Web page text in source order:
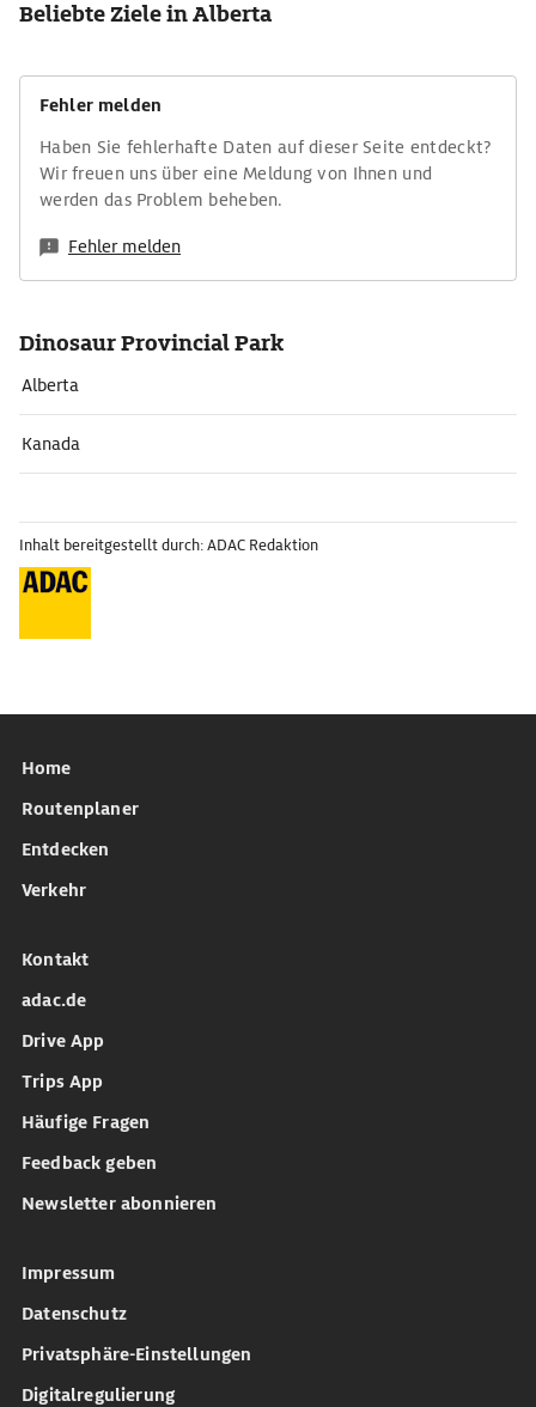
Beliebte Ziele in Alberta
Fehler melden
Haben Sie fehlerhafte Daten auf dieser Seite entdeckt?
Wir freuen uns über eine Meldung von Ihnen und
werden das Problem beheben.
Fehler melden
Dinosaur Provincial Park
Alberta
Kanada
Inhalt bereitgestellt durch: ADAC Redaktion
Home
Routenplaner
Entdecken
Verkehr
Kontakt
adac.de
Drive App
Trips App
Häufige Fragen
Feedback geben
Newsletter abonnieren
Impressum
Datenschutz
Privatsphäre-Einstellungen
Digitalregulierung